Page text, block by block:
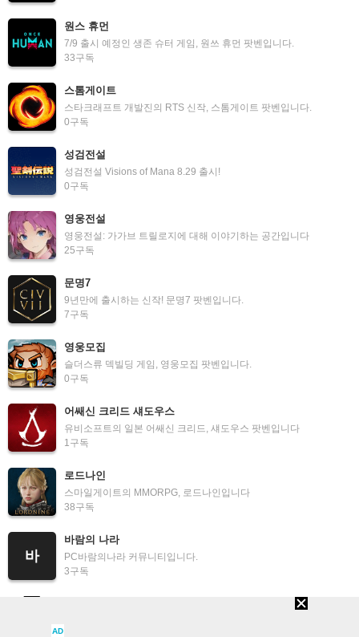
원스 휴먼
7/9 출시 예정인 생존 슈터 게임, 원쓰 휴먼 팟벤입니다.
33구독
스톰게이트
스타크래프트 개발진의 RTS 신작, 스톰게이트 팟벤입니다.
0구독
성검전설
성검전설 Visions of Mana 8.29 출시!
0구독
영웅전설
영웅전설: 가가브 트릴로지에 대해 이야기하는 공간입니다
25구독
문명7
9년만에 출시하는 신작! 문명7 팟벤입니다.
7구독
영웅모집
슬더스류 덱빌딩 게임, 영웅모집 팟벤입니다.
0구독
어쌔신 크리드 섀도우스
유비소프트의 일본 어쌔신 크리드, 섀도우스 팟벤입니다
1구독
로드나인
스마일게이트의 MMORPG, 로드나인입니다
38구독
바
바람의 나라
PC바람의나라 커뮤니티입니다.
3구독
AD